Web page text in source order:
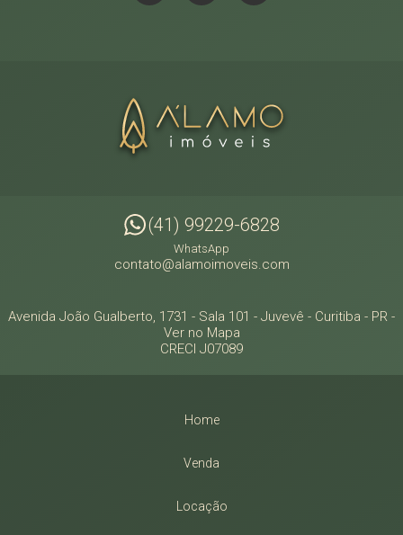
(41) 99229-6828
WhatsApp
contato@alamoimoveis.com
Avenida João Gualberto, 1731 - Sala 101 - Juvevê - Curitiba - PR -
Ver no Mapa
CRECI J07089
Home
Venda
Locação